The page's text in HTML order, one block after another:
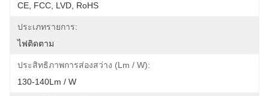
CE, FCC, LVD, RoHS
ประเภทรายการ:
ไฟติดตาม
ประสิทธิภาพการส่องสว่าง (lm / W):
130-140Lm / W